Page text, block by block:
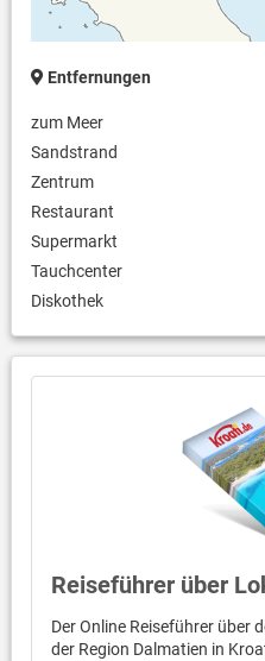
Entfernungen
zum Meer
Sandstrand
Zentrum
Restaurant
Supermarkt
Tauchcenter
Diskothek
Reiseführer über
Der Online Reiseführer über
der Region Dalmatien in